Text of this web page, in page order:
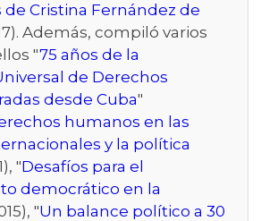
de Cristina Fernández de
Además, compiló varios
"75 años de la
de Derechos
desde Cuba"
humanos en las
y la política
"Desafíos para el
democrático en la
"Un balance político a 30